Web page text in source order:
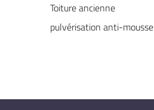
Toiture ancienne
pulvérisation anti-mousse